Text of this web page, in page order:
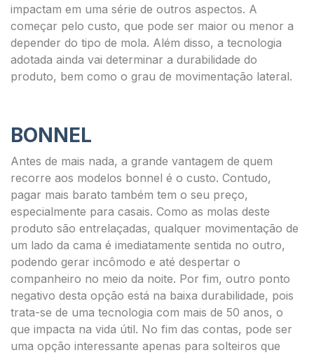
impactam em uma série de outros aspectos. A
começar pelo custo, que pode ser maior ou menor a
depender do tipo de mola. Além disso, a tecnologia
adotada ainda vai determinar a durabilidade do
produto, bem como o grau de movimentação lateral.
BONNEL
Antes de mais nada, a grande vantagem de quem
recorre aos modelos bonnel é o custo. Contudo,
pagar mais barato também tem o seu preço,
especialmente para casais. Como as molas deste
produto são entrelaçadas, qualquer movimentação de
um lado da cama é imediatamente sentida no outro,
podendo gerar incômodo e até despertar o
companheiro no meio da noite. Por fim, outro ponto
negativo desta opção está na baixa durabilidade, pois
trata-se de uma tecnologia com mais de 50 anos, o
que impacta na vida útil. No fim das contas, pode ser
uma opção interessante apenas para solteiros que